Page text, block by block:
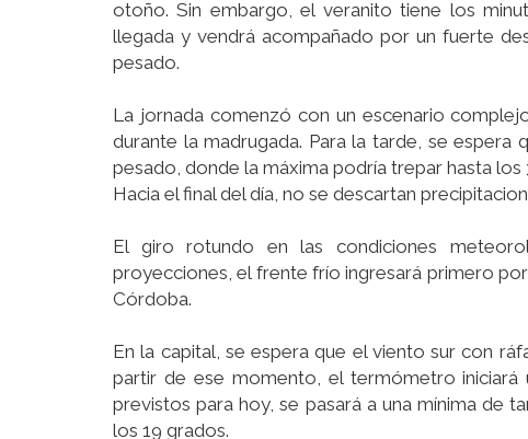
otoño. Sin embargo, el veranito tiene los
llegada y vendrá acompañado por un fuerte
pesado.
La jornada comenzó con un escenario
durante la madrugada. Para la tarde, se
pesado, donde la máxima podría trepar hasta
Hacia el final del día, no se descartan
El giro rotundo en las condiciones
proyecciones, el frente frío ingresará primero
Córdoba.
En la capital, se espera que el viento sur con
partir de ese momento, el termómetro iniciará
previstos para hoy, se pasará a una mínima de
los 19 grados.